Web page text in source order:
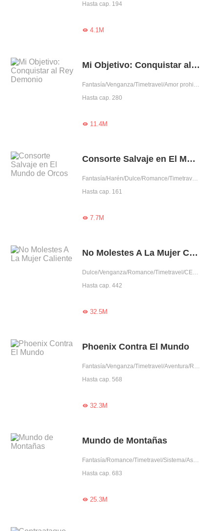
Hasta cap. 194
4.1M
Mi Objetivo: Conquistar al Rey Demonio
Fantasía/Venganza/Timetravel/Amor prohibido/Predestinado/Mujer poderosa
Hasta cap. 280
11.4M
Consorte Salvaje en El Mundo de Orcos
Fantasía/Harén/Dulce/Romance/Timetravel/Amor prohibido/Rodeada por lindos/Gentil/Fiel
Hasta cap. 161
7.7M
No Molestes A La Mujer Caliente
Dulce/Venganza/Romance/Timetravel/CEO/Auto superación/Celoso/Aventura de una noche/Posesivo/Dominante/Arrogante/Centrado emocionalmente/Mujer poderosa/Encantador/Trabajador
Hasta cap. 442
32.5M
Phoenix Contra El Mundo
Fantasía/Venganza/Timetravel/Aventura/Renacimiento/Uno VS Varios/Intrigante/Mujer poderosa
Hasta cap. 568
32.3M
Mundo de Montañas
Fantasía/Romance/Timetravel/Sistema/Ascensión/Mujer poderosa/Encantador/Dios/Trabajador
Hasta cap. 683
25.3M